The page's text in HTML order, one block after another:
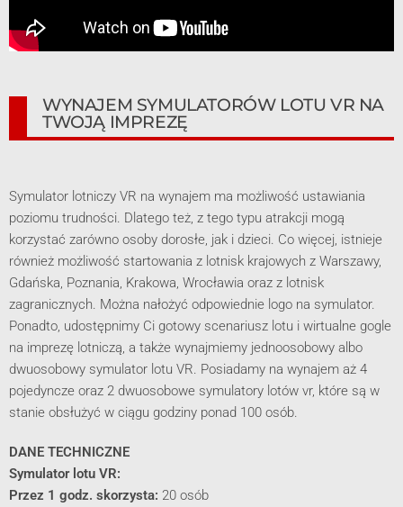
WYNAJEM SYMULATORÓW LOTU VR NA
TWOJĄ IMPREZĘ
Symulator lotniczy VR na wynajem ma możliwość ustawiania
poziomu trudności. Dlatego też, z tego typu atrakcji mogą
korzystać zarówno osoby dorosłe, jak i dzieci. Co więcej, istnieje
również możliwość startowania z lotnisk krajowych z Warszawy,
Gdańska, Poznania, Krakowa, Wrocławia oraz z lotnisk
zagranicznych. Można nałożyć odpowiednie logo na symulator.
Ponadto, udostępnimy Ci gotowy scenariusz lotu i wirtualne gogle
na imprezę lotniczą, a także wynajmiemy jednoosobowy albo
dwuosobowy symulator lotu VR. Posiadamy na wynajem aż 4
pojedyncze oraz 2 dwuosobowe symulatory lotów vr, które są w
stanie obsłużyć w ciągu godziny ponad 100 osób.
DANE TECHNICZNE
Symulator lotu VR:
Przez 1 godz. skorzysta: 20 osób